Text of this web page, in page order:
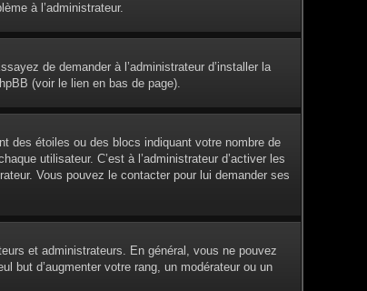
à l’administrateur.
de demander à l’administrateur d’installer la
(voir le lien en bas de page).
des étoiles ou des blocs indiquant votre nombre de
utilisateur. C’est à l’administrateur d’activer les
Vous pouvez le contacter pour lui demander ses
et administrateurs. En général, vous ne pouvez
but d’augmenter votre rang, un modérateur ou un